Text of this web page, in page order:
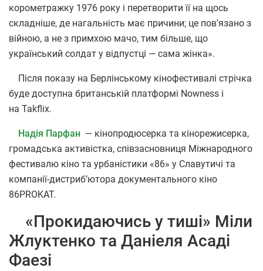
корометражку 1976 року і перетворити її на щось
складніше, де нагальність має причини; це пов’язано з
війною, а не з примхою мачо, тим більше, що
український солдат у відпустці — сама жінка».
Після показу на Берлінському кінофестивалі стрічка
буде доступна британській платформі Nowness і
на Takflix.
Надія Парфан — кінопродюсерка та кінорежисерка,
громадська активістка, співзасновниця Міжнародного
фестивалю кіно та урбаністики «86» у Славутичі та
компанії-дистриб’ютора документального кіно
86PROKAT.
«Прокидаючись у тиші» Міли
Жлуктенко та Даніеля Асаді
Фаезі